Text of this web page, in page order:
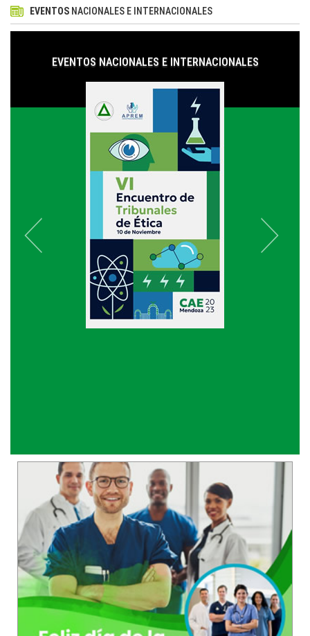
EVENTOS NACIONALES E INTERNACIONALES
EVENTOS NACIONALES E INTERNACIONALES